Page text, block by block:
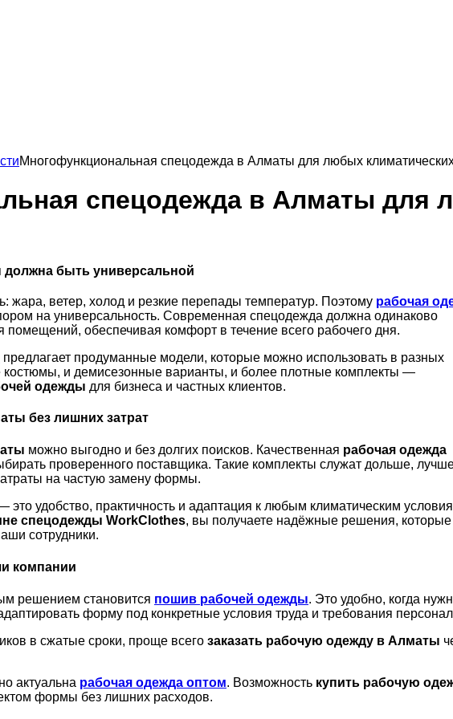
Многофункциональная спецодежда в Алматы для любых
спецодежда в Алматы для
быть универсальной
жара, ветер, холод и резкие перепады температур. Поэтому рабочая
на универсальность. Современная спецодежда должна одинаково
обеспечивая комфорт в течение всего рабочего дня.
предлагает продуманные модели, которые можно использовать в разных
костюмы, и демисезонные варианты, и более плотные комплекты —
одежды для бизнеса и частных клиентов.
без лишних затрат
можно выгодно и без долгих поисков. Качественная рабочая одежда
проверенного поставщика. Такие комплекты служат дольше,
на частую замену формы.
удобство, практичность и адаптация к любым климатическим
спецодежды WorkClothes, вы получаете надёжные решения, которые
сотрудники.
компании
решением становится пошив рабочей одежды. Это удобно, когда
форму под конкретные условия труда и требования
в сжатые сроки, проще всего заказать рабочую одежду в Алматы
актуальна рабочая одежда оптом. Возможность купить рабочую
формы без лишних расходов.